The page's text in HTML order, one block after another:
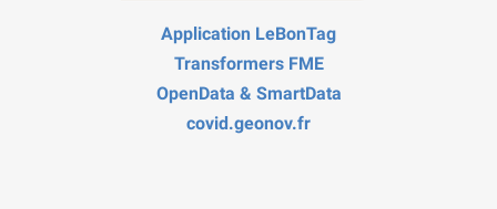
Application LeBonTag
Transformers FME
OpenData & SmartData
covid.geonov.fr